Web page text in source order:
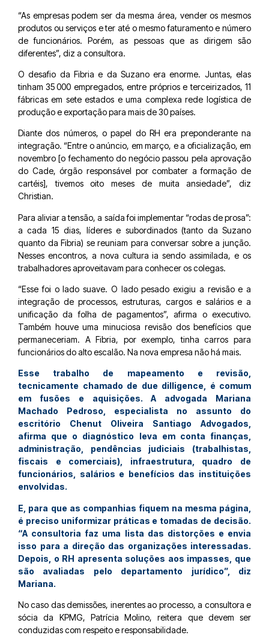
“As empresas podem ser da mesma área, vender os mesmos
produtos ou serviços e ter até o mesmo faturamento e número
de funcionários. Porém, as pessoas que as dirigem são
diferentes”, diz a consultora.
O desafio da Fibria e da Suzano era enorme. Juntas, elas
tinham 35 000 empregados, entre próprios e terceirizados, 11
fábricas em sete estados e uma complexa rede logística de
produção e exportação para mais de 30 países.
Diante dos números, o papel do RH era preponderante na
integração. “Entre o anúncio, em março, e a oficialização, em
novembro [o fechamento do negócio passou pela aprovação
do Cade, órgão responsável por combater a formação de
cartéis], tivemos oito meses de muita ansiedade”, diz
Christian.
Para aliviar a tensão, a saída foi implementar “rodas de prosa”:
a cada 15 dias, líderes e subordinados (tanto da Suzano
quanto da Fibria) se reuniam para conversar sobre a junção.
Nesses encontros, a nova cultura ia sendo assimilada, e os
trabalhadores aproveitavam para conhecer os colegas.
“Esse foi o lado suave. O lado pesado exigiu a revisão e a
integração de processos, estruturas, cargos e salários e a
unificação da folha de pagamentos”, afirma o executivo.
Também houve uma minuciosa revisão dos benefícios que
permaneceriam. A Fibria, por exemplo, tinha carros para
funcionários do alto escalão. Na nova empresa não há mais.
Esse trabalho de mapeamento e revisão,
tecnicamente chamado de due dilligence, é comum
em fusões e aquisições. A advogada Mariana
Machado Pedroso, especialista no assunto do
escritório Chenut Oliveira Santiago Advogados,
afirma que o diagnóstico leva em conta finanças,
administração, pendências judiciais (trabalhistas,
fiscais e comerciais), infraestrutura, quadro de
funcionários, salários e benefícios das instituições
envolvidas.
E, para que as companhias fiquem na mesma página,
é preciso uniformizar práticas e tomadas de decisão.
“A consultoria faz uma lista das distorções e envia
isso para a direção das organizações interessadas.
Depois, o RH apresenta soluções aos impasses, que
são avaliadas pelo departamento jurídico”, diz
Mariana.
No caso das demissões, inerentes ao processo, a consultora e
sócia da KPMG, Patrícia Molino, reitera que devem ser
conduzidas com respeito e responsabilidade.